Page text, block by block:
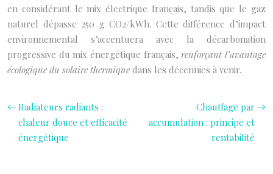
en considérant le mix électrique français, tandis que le gaz
naturel dépasse 250 g CO2/kWh. Cette différence d’impact
environnemental s’accentuera avec la décarbonation
progressive du mix énergétique français,renforçant l’avantage
écologique du solaire thermique dans les décennies à venir.
Radiateurs radiants :
chaleur douce et efficacité
énergétique
Chauffage par
accumulation : principe et
rentabilité